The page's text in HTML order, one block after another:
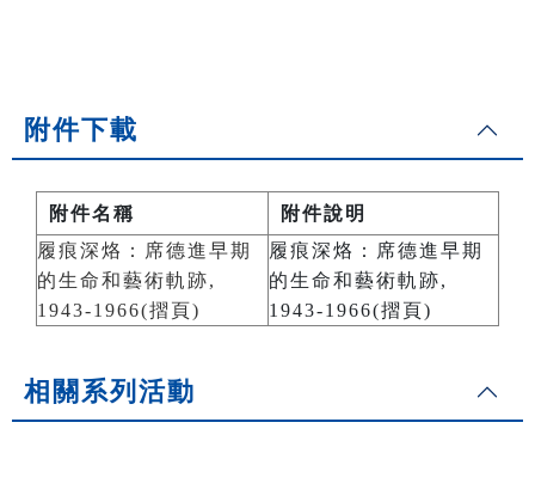
附件下載
附件名稱
附件說明
履痕深烙：席德進早期
的生命和藝術軌跡,
1943-1966(摺頁)
履痕深烙：席德進早期
的生命和藝術軌跡,
1943-1966(摺頁)
相關系列活動